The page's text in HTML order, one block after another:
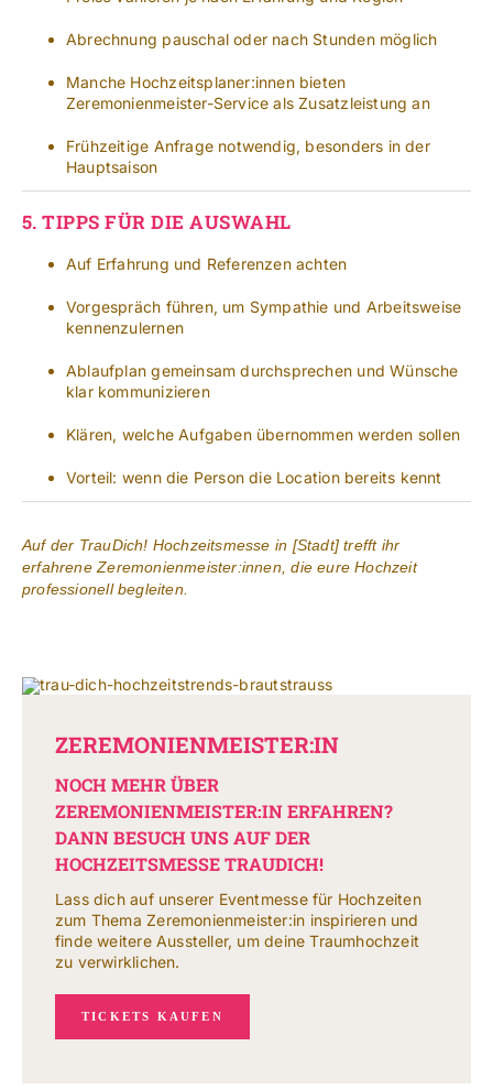
Abrechnung pauschal oder nach Stunden möglich
Manche Hochzeitsplaner:innen bieten
Zeremonienmeister-Service als Zusatzleistung an
Frühzeitige Anfrage notwendig, besonders in der
Hauptsaison
5.TIPPS FÜR DIE AUSWAHL
Auf Erfahrung und Referenzen achten
Vorgespräch führen, um Sympathie und Arbeitsweise
kennenzulernen
Ablaufplan gemeinsam durchsprechen und Wünsche
klar kommunizieren
Klären, welche Aufgaben übernommen werden sollen
Vorteil: wenn die Person die Location bereits kennt
Auf der TrauDich! Hochzeitsmesse in [Stadt] trefft ihr
erfahrene Zeremonienmeister:innen, die eure Hochzeit
professionell begleiten.
ZEREMONIENMEISTER:IN
NOCH MEHR ÜBER
ZEREMONIENMEISTER:IN ERFAHREN?
DANN BESUCH UNS AUF DER
HOCHZEITSMESSE TRAUDICH!
Lass dich auf unserer Eventmesse für Hochzeiten
zum Thema Zeremonienmeister:in inspirieren und
finde weitere Aussteller, um deine Traumhochzeit
zu verwirklichen.
TICKETS KAUFEN